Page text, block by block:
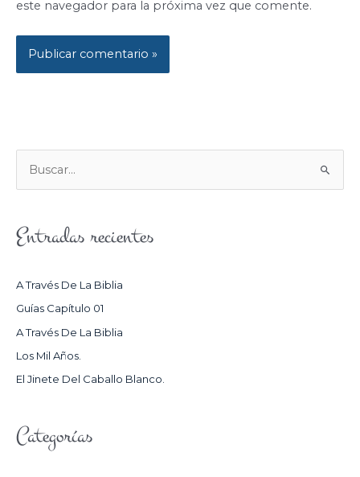
este navegador para la próxima vez que comente.
U
C
R
:
Entradas recientes
A Través De La Biblia
Guías Capítulo 01
A Través De La Biblia
Los Mil Años.
El Jinete Del Caballo Blanco.
Categorías